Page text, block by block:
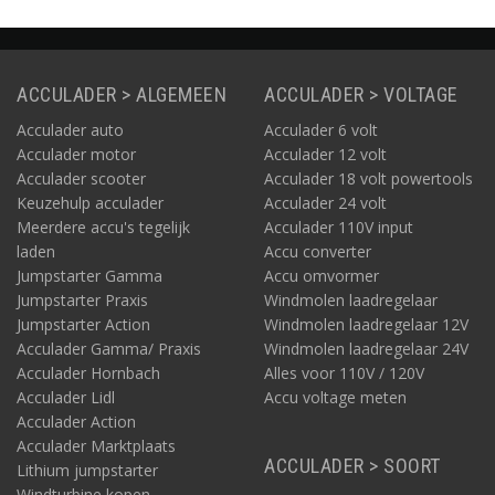
ACCULADER > ALGEMEEN
Acculader auto
Acculader motor
Acculader scooter
Keuzehulp acculader
Meerdere accu's tegelijk
laden
Jumpstarter Gamma
Jumpstarter Praxis
Jumpstarter Action
Acculader Gamma/ Praxis
Acculader Hornbach
Acculader Lidl
Acculader Action
Acculader Marktplaats
Lithium jumpstarter
ACCULADER > VOLTAGE
Acculader 6 volt
Acculader 12 volt
Acculader 18 volt powertools
Acculader 24 volt
Acculader 110V input
Accu converter
Accu omvormer
Windmolen laadregelaar
Windmolen laadregelaar 12V
Windmolen laadregelaar 24V
Alles voor 110V / 120V
Accu voltage meten
ACCULADER > SOORT